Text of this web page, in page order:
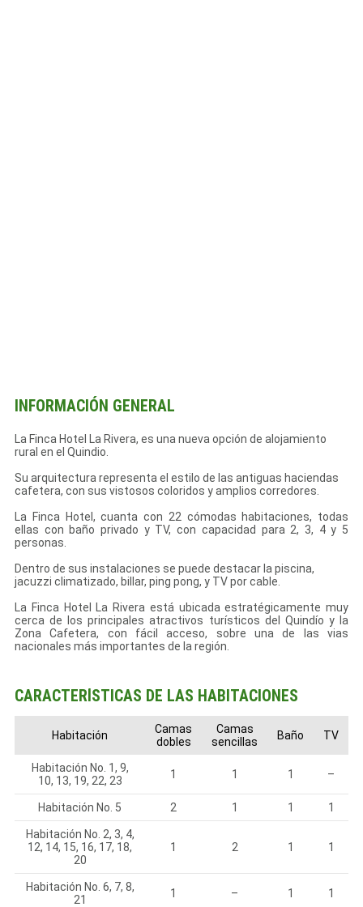
INFORMACIÓN GENERAL
La Finca Hotel La Rivera, es una nueva opción de alojamiento
rural en el Quindio.
Su arquitectura representa el estilo de las antiguas haciendas
cafetera, con sus vistosos coloridos y amplios corredores.
La Finca Hotel, cuanta con 22 cómodas habitaciones, todas
ellas con baño privado y TV, con capacidad para 2, 3, 4 y 5
personas.
Dentro de sus instalaciones se puede destacar la piscina,
jacuzzi climatizado, billar, ping pong, y TV por cable.
La Finca Hotel La Rivera está ubicada estratégicamente muy
cerca de los principales atractivos turísticos del Quindío y la
Zona Cafetera, con fácil acceso, sobre una de las vias
nacionales más importantes de la región.
CARACTERÍSTICAS DE LAS HABITACIONES
Habitación
Camas
dobles
Camas
sencillas
Baño TV
Habitación No. 1, 9,
10, 13, 19, 22, 23
1 1 1 –
Habitación No. 5 2 1 1 1
Habitación No. 2, 3, 4,
12, 14, 15, 16, 17, 18,
20
1 2 1 1
Habitación No. 6, 7, 8,
21
1 – 1 1